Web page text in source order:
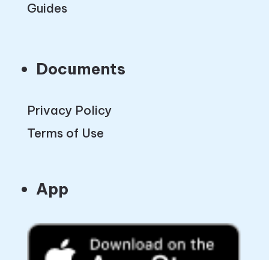
Guides
Documents
Privacy Policy
Terms of Use
App